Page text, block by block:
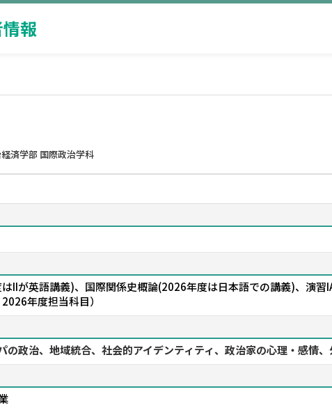
報
済学部 国際政治学科
IIが英語講義)、国際関係史概論(2026年度は日本語での講義)、演
年度担当科目）
の政治、地域統合、社会的アイデンティティ、政治家の心理・感情